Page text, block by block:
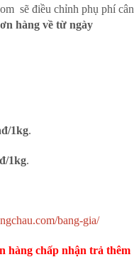
sẽ điều chỉnh phụ phí cân
hàng về từ ngày
1kg.
1kg.
bang-gia/
hàng chấp nhận trả thêm